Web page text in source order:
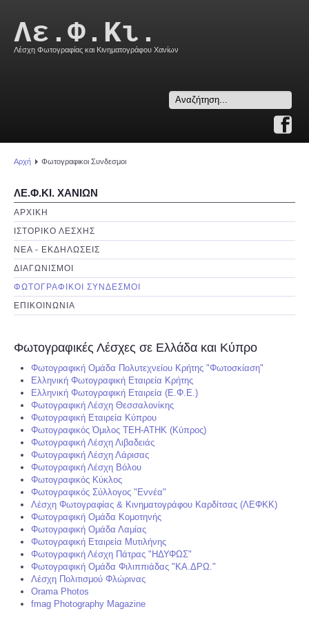
Λε.Φ.Κι.
Λέσχη Φωτογραφίας και Κινηματογράφου Χανίων
Search
...
Αρχή Φωτογραφικοι Συνδεσμοι
ΛΕ.Φ.ΚΙ. ΧΑΝΙΩΝ
ΑΡΧΙΚΗ
ΙΣΤΟΡΙΚΟ ΛΕΣΧΗΣ
ΝΕΑ - ΕΚΔΗΛΩΣΕΙΣ
ΔΙΑΓΩΝΙΣΜΟΙ
ΦΩΤΟΓΡΑΦΙΚΟΙ ΣΥΝΔΕΣΜΟΙ
ΕΠΙΚΟΙΝΩΝΙΑ
Φωτογραφικές Λέσχες σε Ελλάδα και Κύπρο
Φωτογραφική Ομάδα Πολυτεχνείου Κρήτης "Φωτοσκίαση"
Ελληνική Φωτογραφική Εταιρεία Κρήτης
Ελληνική Φωτογραφική Εταιρεία (Ε.Φ.Ε.)
Φωτογραφική Λέσχη Θεσσαλονίκης
Φωτογραφική Εταιρεία Κύπρου
Φωτογραφικός Όμιλος ΤΕΗ-ΑΤΗΚ (Κύπρος)
Φωτογραφική Λέσχη Λιβαδειάς
Φωτογραφική Λέσχη Λάρισας
Φωτογραφική Λέσχη Βόλου
Φωτογραφικός Κύκλος
Φωτογραφικός Σύλλογος "Εννέα"
Λέσχη Φωτογραφίας & Κινηματογράφου Καρδίτσας (ΛΕΦΚΚ)
Φωτογραφική Ομάδα Κομοτηνής
Φωτογραφική Ομάδα Λαμίας
Φωτογραφική Εταιρεία Μυτιλήνης
Φωτογραφική Λέσχη Πάτρας "ΗΔΥΦΩΣ"
Φωτογραφική Ομάδα Φιλιππιάδας "ΚΑ.ΔΡΩ."
Λέσχη Πολιτισμού Φλώρινας
Orama Photos
fmag Photography Magazine